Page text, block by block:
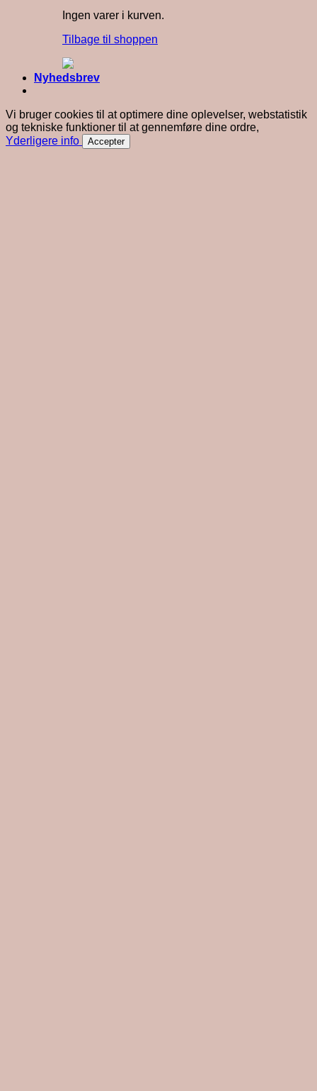
Ingen varer i kurven.
Tilbage til shoppen
Nyhedsbrev
Vi bruger cookies til at optimere dine oplevelser, webstatistik
og tekniske funktioner til at gennemføre dine ordre,
Yderligere info
Accepter